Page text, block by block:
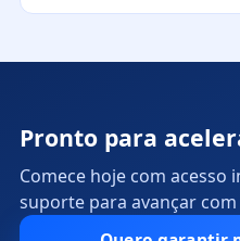
Pronto para
Comece hoje com acesso
suporte para avançar